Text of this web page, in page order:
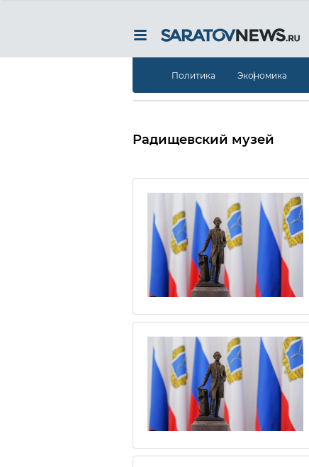
Политика Экономика
Радищевский музей